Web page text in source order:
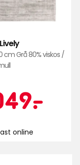
cm Grå 80% viskos /
-
.
online